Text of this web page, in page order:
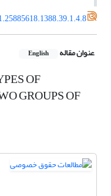
عنوان مقاله English
OF
GROUPS OF